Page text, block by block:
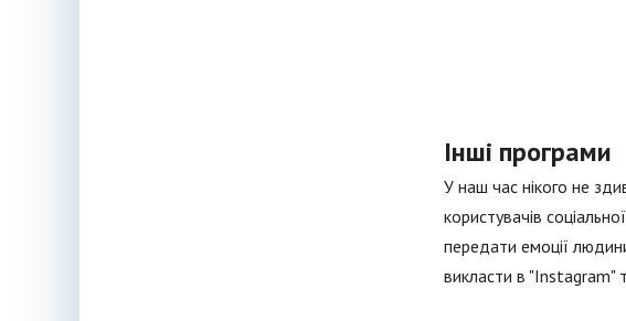
Інші програми
У наш час нікого не
користувачів
передати емоції
викласти в "Instagram"